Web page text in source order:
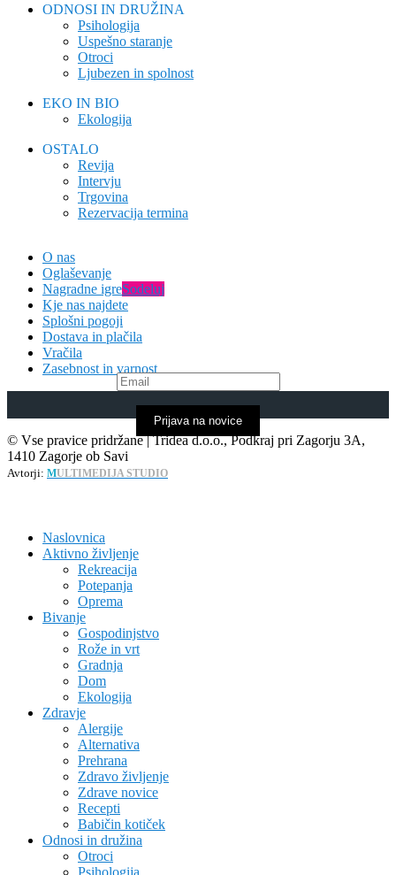
ODNOSI IN DRUŽINA
Psihologija
Uspešno staranje
Otroci
Ljubezen in spolnost
EKO IN BIO
Ekologija
OSTALO
Revija
Intervju
Trgovina
Rezervacija termina
O nas
Oglaševanje
Nagradne igreSodeluj
Kje nas najdete
Splošni pogoji
Dostava in plačila
Vračila
Zasebnost in varnost
Prijava na novice
© Vse pravice pridržane | Tridea d.o.o., Podkraj pri Zagorju 3A,
1410 Zagorje ob Savi
Avtorji: MULTIMEDIJA STUDIO
Naslovnica
Aktivno življenje
Rekreacija
Potepanja
Oprema
Bivanje
Gospodinjstvo
Rože in vrt
Gradnja
Dom
Ekologija
Zdravje
Alergije
Alternativa
Prehrana
Zdravo življenje
Zdrave novice
Recepti
Babičin kotiček
Odnosi in družina
Otroci
Psihologija